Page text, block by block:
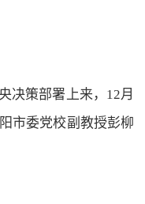
决策部署上来，12月
市委党校副教授彭柳